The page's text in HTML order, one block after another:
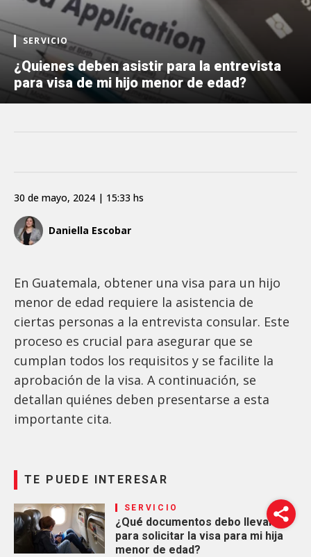
SERVICIO
¿Quienes deben asistir para la entrevista
para visa de mi hijo menor de edad?
Daniella Escobar
30 de mayo, 2024 | 15:33 hs
En Guatemala, obtener una visa para un hijo
menor de edad requiere la asistencia de
ciertas personas a la entrevista consular. Este
proceso es crucial para asegurar que se
cumplan todos los requisitos y se facilite la
aprobación de la visa. A continuación, se
detallan quiénes deben presentarse a esta
importante cita.
TE PUEDE INTERESAR
SERVICIO
¿Qué documentos debo llevar
para solicitar la visa para mi hija
menor de edad?